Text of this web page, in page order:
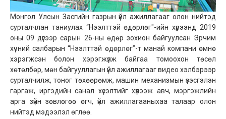
Монгол Улсын Засгийн газрын үйл ажиллагааг олон нийтэд
сурталчлан таниулах “Нээлттэй өдөрлөг"-ийн хүрээнд 2019
оны 09 дүгээр сарын 26-ны өдөр зохион байгуулсан Эрчим
хүчний салбарын “Нээлттэй өдөрлөг”-т манай компани өмнө
хэрэгжсэн болон хэрэгжүүлж байгаа томоохон төсөл
хөтөлбөр, мөн байгууллагын үйл ажиллагааг видео хэлбэрээр
сурталчилж, тоног төхөөрөмж, машин механизмын үзэсгэлэн
гаргаж, иргэдийн санал хүсэлтийг хүлээж авч, мэргэжлийн
арга зүйн зөвлөгөө өгч, үйл ажиллагааныхаа талаар олон
нийтэд мэдээлэл өглөө.